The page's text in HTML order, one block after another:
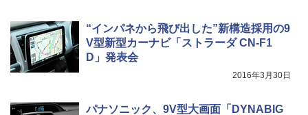
“インパネから飛び出した”新構造採用の9
V型新型カーナビ「ストラーダ CN-F1
D」発表会
2016年3月30日
パナソニック、9V型大画面「DYNABIG